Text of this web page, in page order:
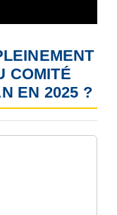
COMITÉ
EN 2025 ?